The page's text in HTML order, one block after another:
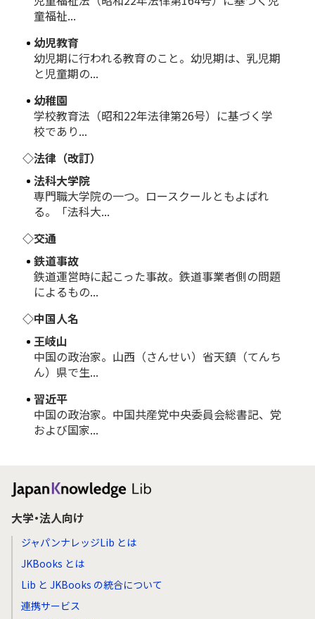
童福祉...
幼児教育
幼児期に行われる教育のこと。幼児期は、乳児期
と児童期の...
幼稚園
学校教育法（昭和22年法律第26号）に基づく学
校であり...
◇法律（改訂）
法科大学院
専門職大学院の一つ。ロースクールともよばれ
る。「法科大...
◇交通
鉄道事故
鉄道運営時に起こった事故。鉄道事業者側の問題
によるもの...
◇中国人名
王岐山
中国の政治家。山西（さんせい）省天鎮（てんち
ん）県で生...
習近平
中国の政治家。中国共産党中央委員会総書記、党
および国家...
大学・法人向け
ジャパンナレッジLib とは
JKBooks とは
Lib と JKBooks の統合について
連携サービス